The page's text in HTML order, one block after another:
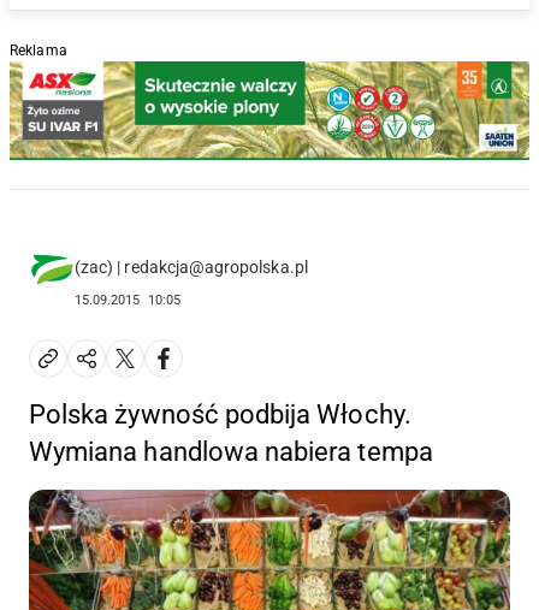
Reklama
(zac) | redakcja@agropolska.pl
15.09.2015 10:05
Polska żywność podbija Włochy.
Wymiana handlowa nabiera tempa